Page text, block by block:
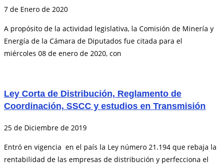
7 de Enero de 2020
A propósito de la actividad legislativa, la Comisión de Minería y
Energía de la Cámara de Diputados fue citada para el
miércoles 08 de enero de 2020, con
Ley Corta de Distribución, Reglamento de
Coordinación, SSCC y estudios en Transmisión
25 de Diciembre de 2019
Entró en vigencia en el país la Ley número 21.194 que rebaja la
rentabilidad de las empresas de distribución y perfecciona el